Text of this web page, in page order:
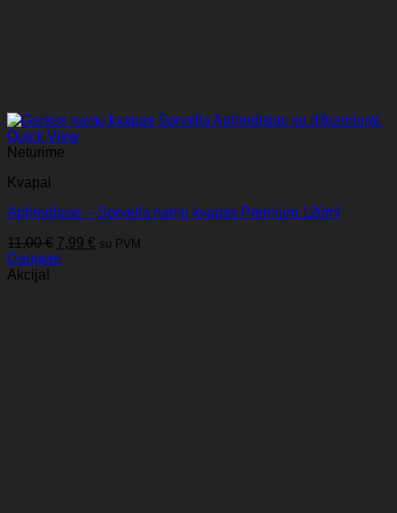
Quick View
Neturime
Kvapai
Aphrodisiac – Sorvella namų kvapas Premium 120ml
11,00€ Original
price
7,99 € Current
su PVM
Daugiau
Akcija!